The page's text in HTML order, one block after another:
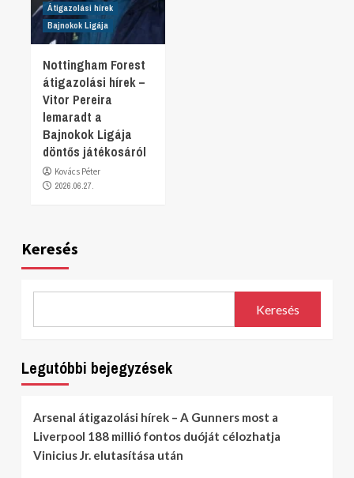
Átigazolási hírek
Bajnokok Ligája
Nottingham Forest
átigazolási hírek –
Vitor Pereira
lemaradt a
Bajnokok Ligája
döntős játékosáról
Kovács Péter
2026.06.27.
Keresés
Keresés
Legutóbbi bejegyzések
Arsenal átigazolási hírek – A Gunners most a
Liverpool 188 millió fontos duóját célozhatja
Vinicius Jr. elutasítása után